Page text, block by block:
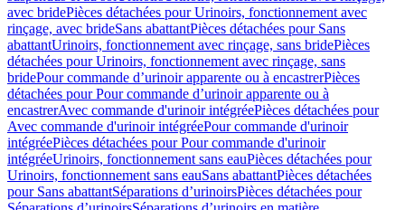
avec bridePièces détachées pour Urinoirs, fonctionnement avec
rinçage, avec brideSans abattantPièces détachées pour Sans
abattantUrinoirs, fonctionnement avec rinçage, sans bridePièces
détachées pour Urinoirs, fonctionnement avec rinçage, sans
bridePour commande d’urinoir apparente ou à encastrerPièces
détachées pour Pour commande d’urinoir apparente ou à
encastrerAvec commande d'urinoir intégréePièces détachées pour
Avec commande d'urinoir intégréePour commande d'urinoir
intégréePièces détachées pour Pour commande d'urinoir
intégréeUrinoirs, fonctionnement sans eauPièces détachées pour
Urinoirs, fonctionnement sans eauSans abattantPièces détachées
pour Sans abattantSéparations d’urinoirsPièces détachées pour